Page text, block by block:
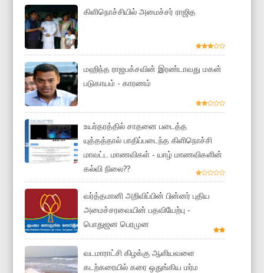
கிளிநொச்சியில் அமைச்சர் ராஜித
மஹிந்த ராஜபக்சவின் இரண்டாவது மகன்
படுகாயம் - காரணம்
உயர்தரத்தில் சாதனை படைத்த
யுத்தத்தால் பாதிப்படைந்த கிளிநொச்சி
மாவட்ட மாணவிகள் - யாழ் மாணவிகளின்
கல்வி நிலை??
வர்த்தமானி அறிவிப்பின் பின்னர் புதிய
அமைச்சரவையின் பதவியேற்பு -
பொதுஜன பெரமுன
வடமாராட்சி கிழக்கு ஆளியவளை
கடற்கரையில் கரை ஒதுங்கிய மர்ம